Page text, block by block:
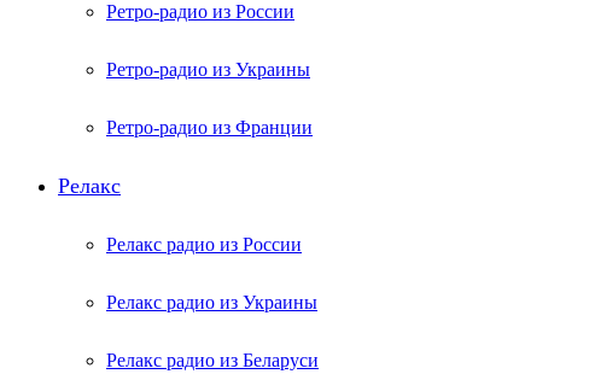
Ретро-радио из России
Ретро-радио из Украины
Ретро-радио из Франции
Релакс
Релакс радио из России
Релакс радио из Украины
Релакс радио из Беларуси